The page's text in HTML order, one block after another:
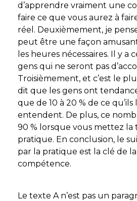
d’apprendre vraiment une
faire ce que vous aurez à
réel. Deuxièmement, je
peut être une façon
les heures nécessaires. Il y a
gens qui ne seront pas
Troisièmement, et c’est le
dit que les gens ont
que de 10 à 20 % de ce qu’ils
entendent. De plus, ce
90 % lorsque vous mettez la
pratique. En conclusion, le
par la pratique est la clé de
compétence.
Le texte A n’est pas un